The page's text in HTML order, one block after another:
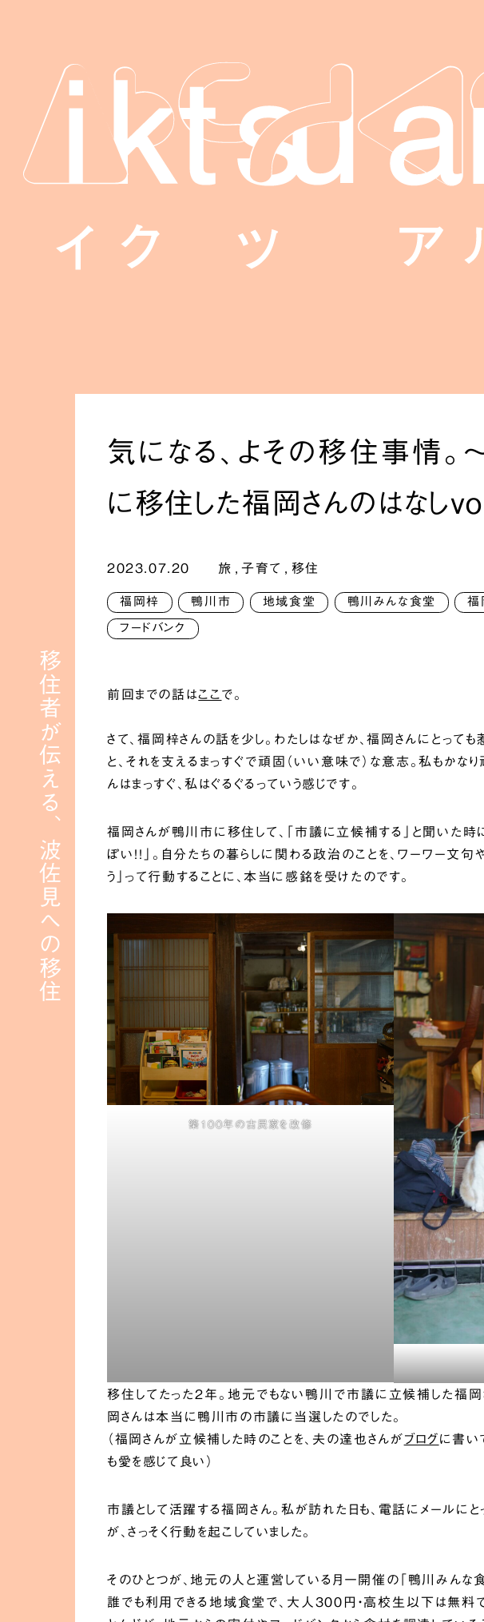
移住者が伝える、波佐見への移住
気になる、よその移住事情
に移住した福岡さんのはなし
2023.07.20 旅 , 子育て , 移住
福岡梓 鴨川市 地域食堂 鴨川みんな食堂 福
フードバンク
前回までの話はここで。
さて、福岡梓さんの話を少し。わたしはなぜか、福岡さんにとっても
と、それを支えるまっすぐで頑固（いい意味で）な意志。私もかな
んはまっすぐ、私はぐるぐるっていう感じです。
福岡さんが鴨川市に移住して、「市議に立候補する」と聞いた時に
ぽい！！」。自分たちの暮らしに関わる政治のことを、ワーワー文句
う」って行動することに、本当に感銘を受けたのです。
築100年の古民家を改修
移住してたった2年。地元でもない鴨川で市議に立候補した福岡
岡さんは本当に鴨川市の市議に当選したのでした。
（福岡さんが立候補した時のことを、夫の達也さんがブログに書い
も愛を感じて良い）
市議として活躍する福岡さん。私が訪れた日も、電話にメールにと
が、さっそく行動を起こしていました。
そのひとつが、地元の人と運営している月一開催の「鴨川みんな
誰でも利用できる地域食堂で、大人300円・高校生以下は無料